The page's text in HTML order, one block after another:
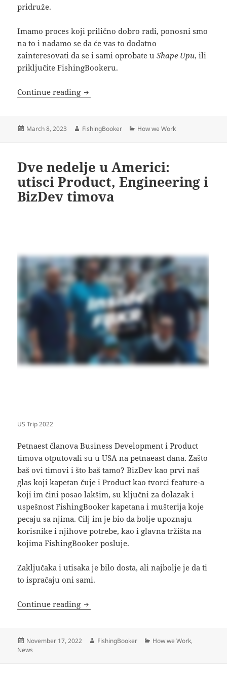
pridruže.
Imamo proces koji prilično dobro radi, ponosni smo
na to i nadamo se da će vas to dodatno
zainteresovati da se i sami oprobate uShape Upu, ili
priključite FishingBookeru.
Continue reading Šta je Shape Up metodologija
Posted
March 8, 2023 Author
FishingBooker Categories
How we Work
Dve nedelje u Americi:
utisci Product, Engineering i
BizDev timova
US Trip 2022
Petnaest članova Business Development i Product
timova otputovali su u USA na petnaeast dana. Zašto
baš ovi timovi i što baš tamo? BizDev kao prvi naš
glas koji kapetan čuje i Product kao tvorci feature-a
koji im čini posao lakšim, su ključni za dolazak i
uspešnost FishingBooker kapetana i mušterija koje
pecaju sa njima. Cilj im je bio da bolje upoznaju
korisnike i njihove potrebe, kao i glavna tržišta na
kojima FishingBooker posluje.
Zaključaka i utisaka je bilo dosta, ali najbolje je da ti
to ispračaju oni sami.
Continue reading Dve nedelje u Americi: utisci Product,
Posted
on
November 17, 2022 Author
FishingBooker Categories
How we Work,
News